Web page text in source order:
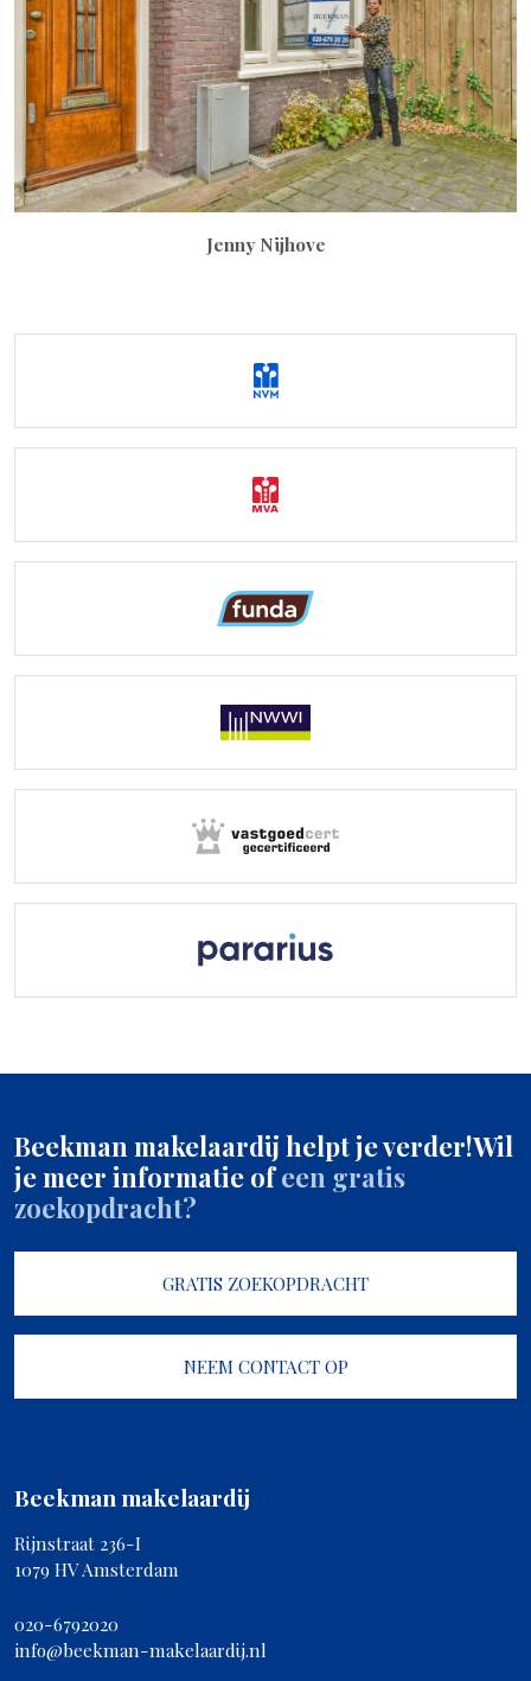
Jenny Nijhove
Beekman makelaardij helpt je verder!Wil
je meer informatie ofeen gratis
zoekopdracht?
GRATIS ZOEKOPDRACHT
NEEM CONTACT OP
Beekman makelaardij
Rijnstraat 236-I
1079 HV Amsterdam
020-6792020
info@beekman-makelaardij.nl